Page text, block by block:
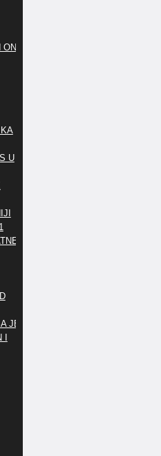
ON
U
JE